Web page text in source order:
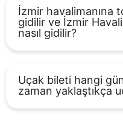
İzmir havalimanına
gidilir ve İzmir
nasıl gidilir?
Uçak bileti hangi
zaman yaklaştıkça